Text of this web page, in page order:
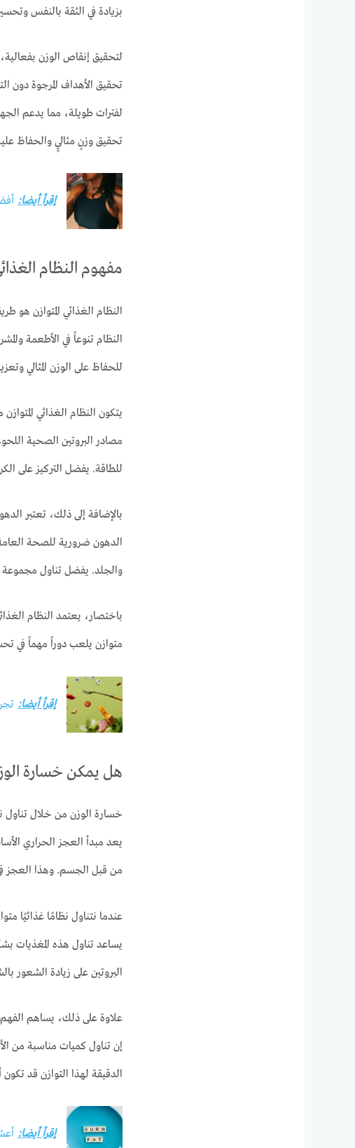
بزيادة في الثقة بالنفس
لتحقيق إنقاص الوزن
تحقيق الأهداف المرجوة دون
لفترات طويلة، مما يدعم
تحقيق وزنٍ مثاليٍ والحفاظ
إقرأ أيضا:
مفهوم النظام
النظام الغذائي المتوازن
النظام تنوعاً في الأطعمة
للحفاظ على الوزن المثالي
يتكون النظام الغذائي
مصادر البروتين الصحية
للطاقة. يفضل التركيز على
بالإضافة إلى ذلك، تعتبر
الدهون ضرورية للصحة
والجلد. يفضل تناول
باختصار، يعتمد النظام
متوازن يلعب دوراً مهماً في
إقرأ أيضا:
هل يمكن خسارة
خسارة الوزن من خلال تناول
يعد مبدأ العجز الحراري
من قبل الجسم. وهذا العجز
عندما نتناول نظامًا غذائيًا
يساعد تناول هذه المغذيات
البروتين على زيادة
علاوة على ذلك، يساهم الفهم
إن تناول كميات مناسبة من
الدقيقة لهذا التوازن قد
إقرأ أيضا: